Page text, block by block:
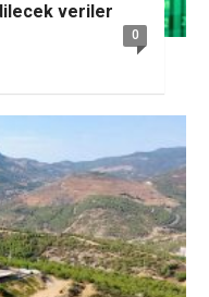
veriler
0